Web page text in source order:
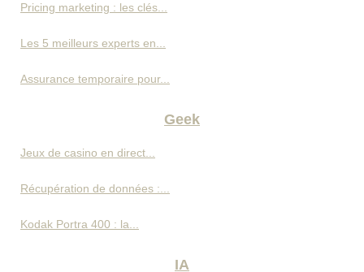
Pricing marketing : les clés...
Les 5 meilleurs experts en...
Assurance temporaire pour...
Geek
Jeux de casino en direct...
Récupération de données :...
Kodak Portra 400 : la...
IA